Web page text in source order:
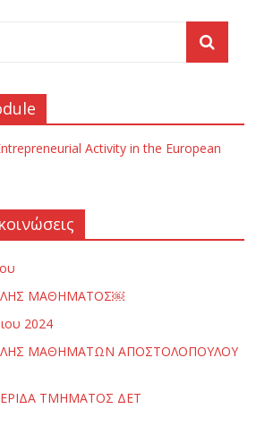
Activity in the European
ΜΑΘΗΜΑΤΟΣ￼
2024
ΜΑΘΗΜΑΤΩΝ ΑΠΟΣΤΟΛΟΠΟΥΛΟΥ
ΤΜΗΜΑΤΟΣ ΔΕΤ